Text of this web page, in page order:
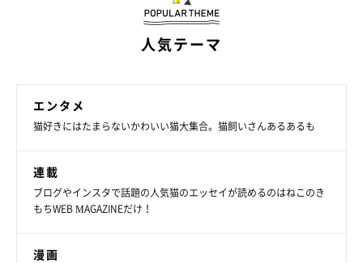
人気テーマ
エンタメ
猫好きにはたまらないかわいい猫大集合。猫飼いさんあるあるも
連載
ブログやインスタで話題の人気猫のエッセイが読めるのはねこのき
もちWEB MAGAZINEだけ！
漫画